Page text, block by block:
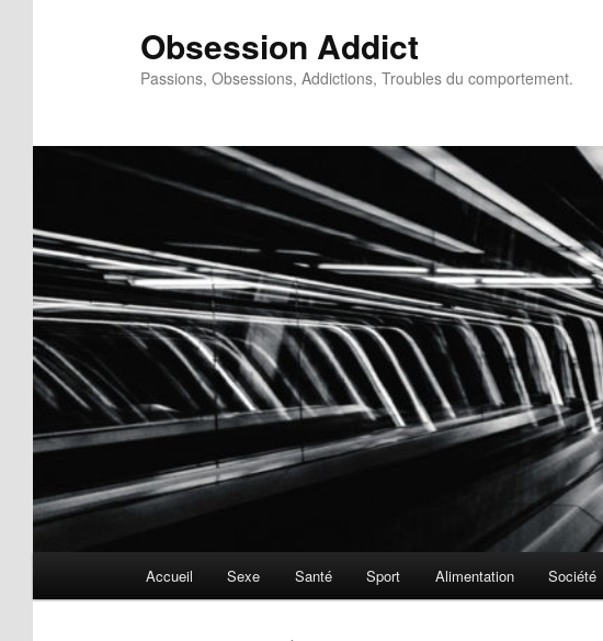
Obsession Addict
Passions, Obsessions, Addictions, Troubles du comportement.
Accueil Sexe Santé Sport Alimentation Société